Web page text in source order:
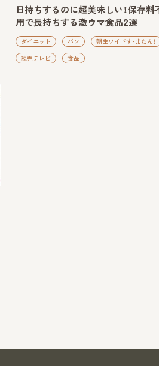
日持ちするのに超美味しい！保存料
用で長持ちする激ウマ食品2選
ダイエット パン 朝生ワイドす・またん！
読売テレビ 食品